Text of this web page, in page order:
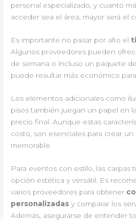
personal especializado, y cuanto
acceder sea el área, mayor será el
Es importante no pasar por alto el
Algunos proveedores pueden
de semana o incluso un paquete
puede resultar más económico
Los elementos adicionales como
pisos también juegan un papel en
precio final. Aunque estas
costo, son esenciales para crear
memorable.
Para eventos con estilo, las carpas
opción estética y versátil. Es
varios proveedores para obtener
personalizadas y comparar los
Además, asegurarse de entender